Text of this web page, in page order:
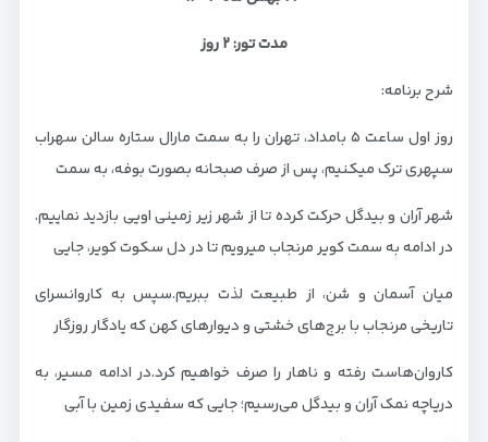
مدت تور: ۲ روز
شرح برنامه:
روز اول ساعت ۵ بامداد، تهران را به سمت مارال ستاره سالن سهراب
سپهری ترک میکنیم، پس از صرف صبحانه بصورت بوفه، به سمت
شهر آران و بیدگل حرکت کرده تا از شهر زیر زمینی اویی بازدید نماییم.
در ادامه به سمت کویر مرنجاب میرویم تا در دل سکوت کویر، جایی
میان آسمان و شن، از طبیعت لذت ببریم.سپس به کاروانسرای
تاریخی مرنجاب با برج‌های خشتی و دیوارهای کهن که یادگار روزگار
کاروان‌هاست رفته و ناهار را صرف خواهیم کرد.در ادامه مسیر، به
دریاچه نمک آران و بیدگل می‌رسیم؛ جایی که سفیدی زمین با آبی